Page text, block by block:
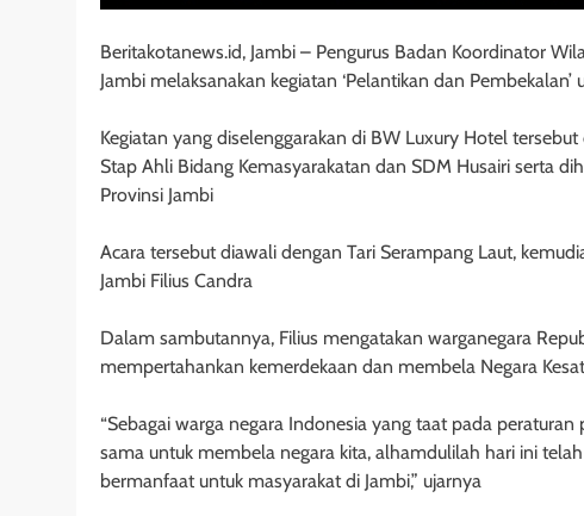
Beritakotanews.id, Jambi – Pengurus Badan Koordinator
Jambi melaksanakan kegiatan ‘Pelantikan dan
Kegiatan yang diselenggarakan di BW Luxury Hotel
Stap Ahli Bidang Kemasyarakatan dan SDM Husairi serta
Provinsi Jambi
Acara tersebut diawali dengan Tari Serampang Laut,
Jambi Filius Candra
Dalam sambutannya, Filius mengatakan warganegara
mempertahankan kemerdekaan dan membela Negara
“Sebagai warga negara Indonesia yang taat pada
sama untuk membela negara kita, alhamdulilah hari ini
bermanfaat untuk masyarakat di Jambi,” ujarnya